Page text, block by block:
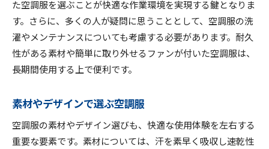
た空調服を選ぶことが快適な作業環境を実現する鍵となりま
す。さらに、多くの人が疑問に思うこととして、空調服の洗
濯やメンテナンスについても考慮する必要があります。耐久
性がある素材や簡単に取り外せるファンが付いた空調服は、
長期間使用する上で便利です。
素材やデザインで選ぶ空調服
空調服の素材やデザイン選びも、快適な使用体験を左右する
重要な要素です。素材については、汗を素早く吸収し速乾性